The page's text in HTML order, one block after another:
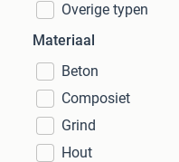
Overige typen
Materiaal
Beton
Composiet
Grind
Hout